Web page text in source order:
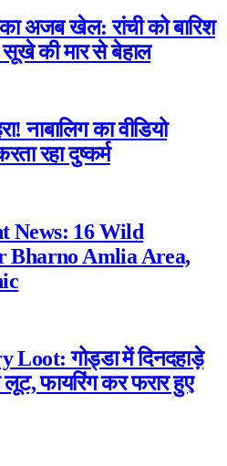
अजब खेल: रांची को बारिश
की मार से बेहाल
नाबालिग का वीडियो
रहा दुष्कर्म
News: 16 Wild
Bharno Amlia Area,
Loot: गोड्डा में दिनदहाड़े
फायरिंग कर फरार हुए